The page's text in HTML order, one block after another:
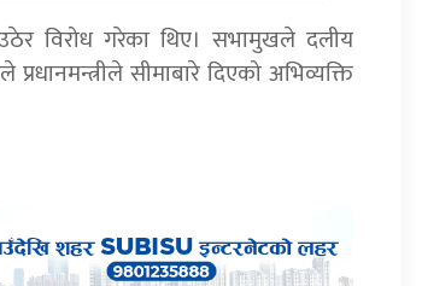
विरोध गरेका थिए। सभामुखले दलीय
सीमाबारे दिएको अभिव्यक्ति